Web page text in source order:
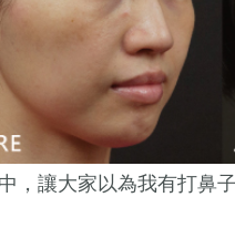
讓大家以為我有打鼻